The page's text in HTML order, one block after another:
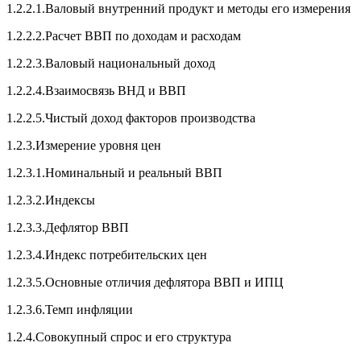
1.2.2.1.Валовый внутренний продукт и методы его измерения
1.2.2.2.Расчет ВВП по доходам и расходам
1.2.2.3.Валовый национальный доход
1.2.2.4.Взаимосвязь ВНД и ВВП
1.2.2.5.Чистый доход факторов производства
1.2.3.Измерение уровня цен
1.2.3.1.Номинальный и реальный ВВП
1.2.3.2.Индексы
1.2.3.3.Дефлятор ВВП
1.2.3.4.Индекс потребительских цен
1.2.3.5.Основные отличия дефлятора ВВП и ИПЦ
1.2.3.6.Темп инфляции
1.2.4.Совокупный спрос и его структура